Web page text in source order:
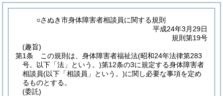
○さぬき市身体障害者相談員に関する規則
平成24年3月29日
規則第19号
(趣旨)
第1条
この規則は、身体障害者福祉法(昭和24年法律第283
号。以下「法」という。)第12条の3に規定する身体障害者
相談員(以下「相談員」という。)に関し必要な事項を定め
るものとする。
(委託)